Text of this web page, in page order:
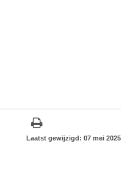
Laatst gewijzigd: 07 mei 2025